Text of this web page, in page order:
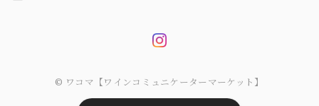
© ワコマ【ワインコミュニケーターマーケット】